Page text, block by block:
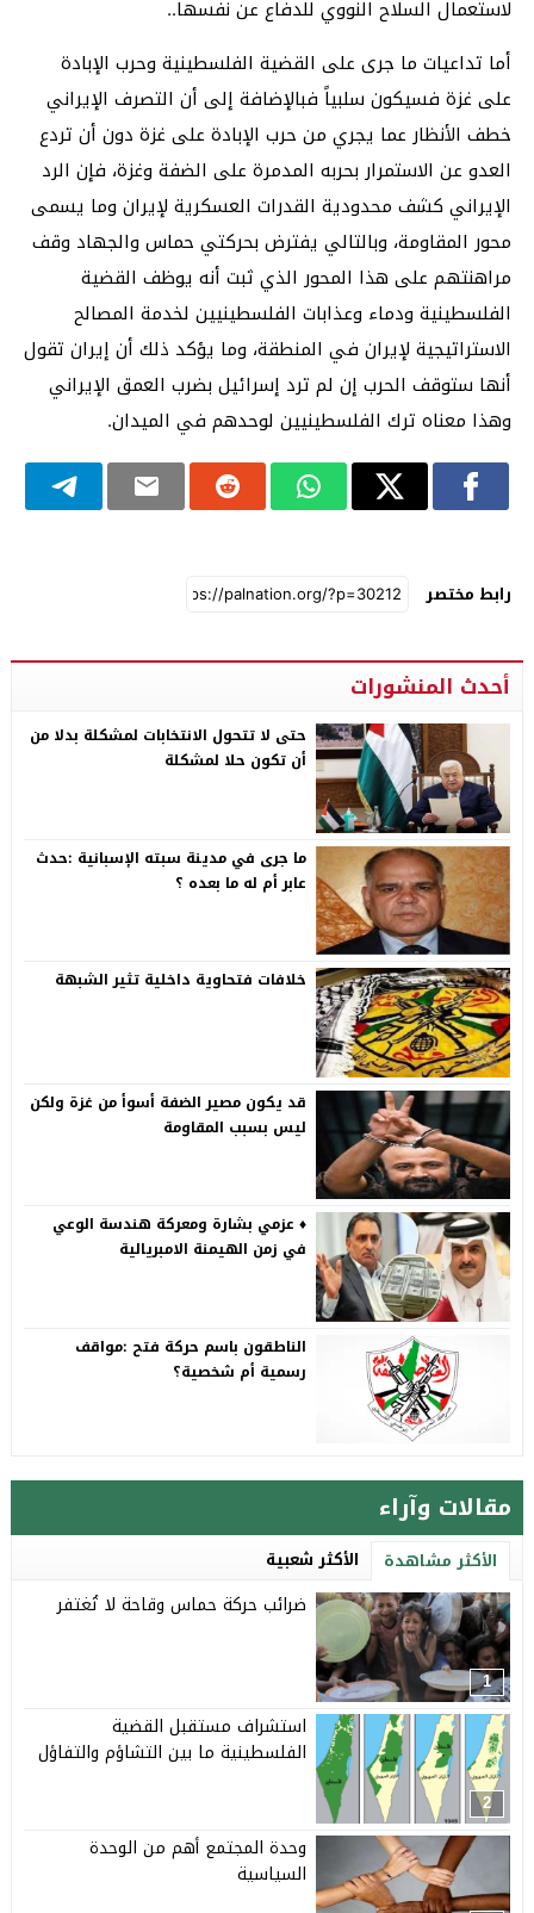
لاستعمال السلاح النووي للدفاع عن نفسها..
أما تداعيات ما جرى على القضية الفلسطينية وحرب الإبادة
على غزة فسيكون سلبياً فبالإضافة إلى أن التصرف الإيراني
خطف الأنظار عما يجري من حرب الإبادة على غزة دون أن تردع
العدو عن الاستمرار بحربه المدمرة على الضفة وغزة، فإن الرد
الإيراني كشف محدودية القدرات العسكرية لإيران وما يسمى
محور المقاومة، وبالتالي يفترض بحركتي حماس والجهاد وقف
مراهنتهم على هذا المحور الذي ثبت أنه يوظف القضية
الفلسطينية ودماء وعذابات الفلسطينيين لخدمة المصالح
الاستراتيجية لإيران في المنطقة، وما يؤكد ذلك أن إيران تقول
أنها ستوقف الحرب إن لم ترد إسرائيل بضرب العمق الإيراني
وهذا معناه ترك الفلسطينيين لوحدهم في الميدان.
رابط مختصر
أحدث المنشورات
حتى لا تتحول الانتخابات لمشكلة بدلا من
أن تكون حلا لمشكلة
ما جرى في مدينة سبته الإسبانية :حدث
عابر أم له ما بعده ؟
خلافات فتحاوية داخلية تثير الشبهة
قد يكون مصير الضفة أسوأ من غزة ولكن
ليس بسبب المقاومة
♦️ عزمي بشارة ومعركة هندسة الوعي
في زمن الهيمنة الامبريالية
الناطقون باسم حركة فتح :مواقف
رسمية أم شخصية؟
مقالات وآراء
الأكثر مشاهدة الأكثر شعبية
1
ضرائب حركة حماس وقاحة لا تُغتفر
2
استشراف مستقبل القضية
الفلسطينية ما بين التشاؤم والتفاؤل
وحدة المجتمع أهم من الوحدة
السياسية